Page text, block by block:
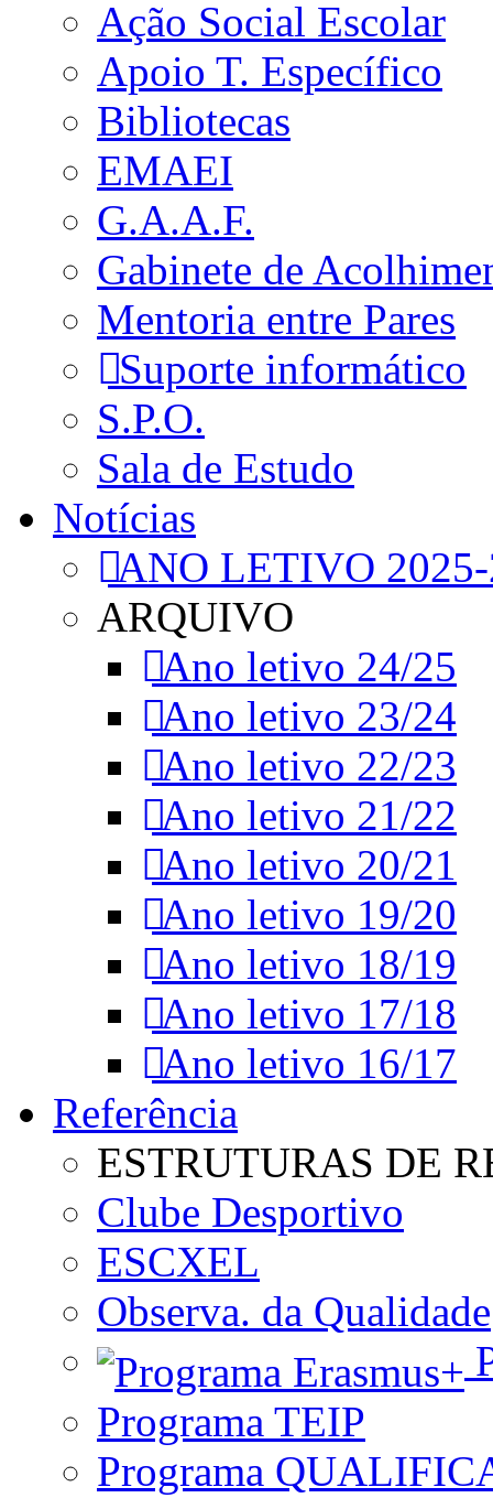
Ação Social Escolar
Apoio T. Específico
Bibliotecas
EMAEI
G.A.A.F.
Gabinete de
Mentoria entre Pares
Suporte informático
S.P.O.
Sala de Estudo
Notícias
ANO LETIVO
ARQUIVO
Ano letivo 24/25
Ano letivo 23/24
Ano letivo 22/23
Ano letivo 21/22
Ano letivo 20/21
Ano letivo 19/20
Ano letivo 18/19
Ano letivo 17/18
Ano letivo 16/17
Referência
ESTRUTURAS DE
Clube Desportivo
ESCXEL
Observa. da Qualidade
Programa TEIP
Programa